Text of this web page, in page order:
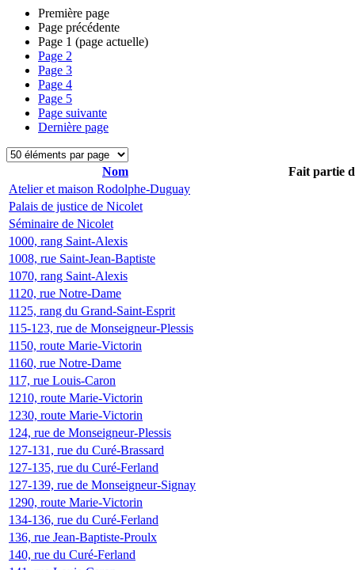
Première page
Page précédente
Page 1 (page actuelle)
Page 2
Page 3
Page 4
Page 5
Page suivante
Dernière page
Nom
Fait partie
Atelier et maison Rodolphe-Duguay
Palais de justice de Nicolet
Séminaire de Nicolet
1000, rang Saint-Alexis
1008, rue Saint-Jean-Baptiste
1070, rang Saint-Alexis
1120, rue Notre-Dame
1125, rang du Grand-Saint-Esprit
115-123, rue de Monseigneur-Plessis
1150, route Marie-Victorin
1160, rue Notre-Dame
117, rue Louis-Caron
1210, route Marie-Victorin
1230, route Marie-Victorin
124, rue de Monseigneur-Plessis
127-131, rue du Curé-Brassard
127-135, rue du Curé-Ferland
127-139, rue de Monseigneur-Signay
1290, route Marie-Victorin
134-136, rue du Curé-Ferland
136, rue Jean-Baptiste-Proulx
140, rue du Curé-Ferland